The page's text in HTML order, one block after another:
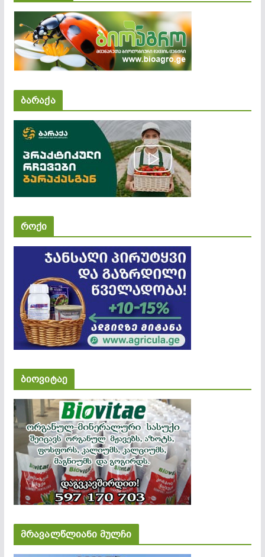
ბარაქა
როქი
ბიოვიტაე
მრავალწლიანი მულჩი